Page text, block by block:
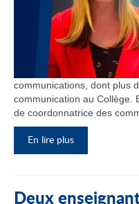
communications, dont plus
communication au Collège.
de coordonnatrice des
En lire plus
Deux